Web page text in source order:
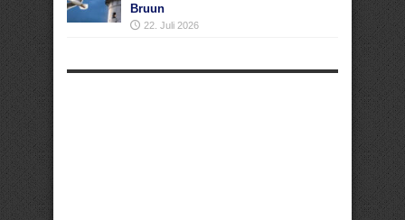
Bruun
22. Juli 2026